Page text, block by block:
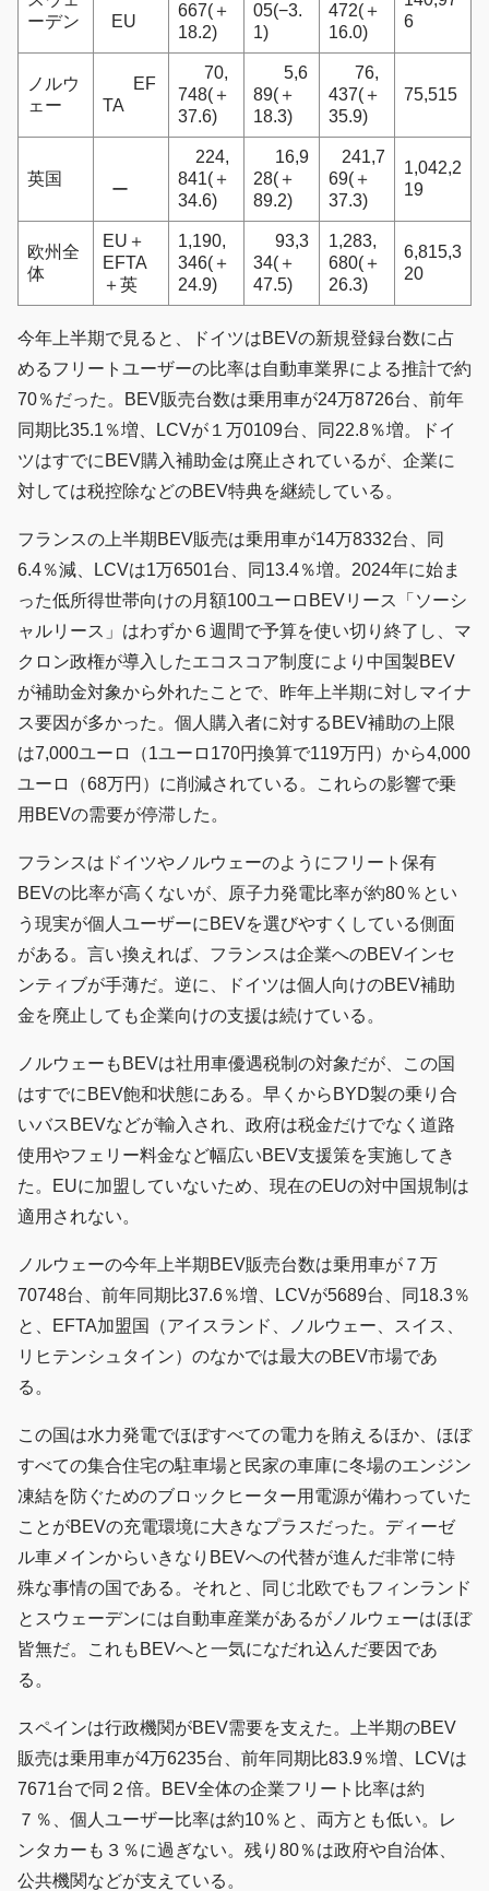
ーデン
EU
667(＋
18.2)
05(−3.
1)
472(＋
16.0)
6
ノルウ
ェー
EF
TA
70,
748(＋
37.6)
5,6
89(＋
18.3)
76,
437(＋
35.9)
75,515
英国
ー
224,
841(＋
34.6)
16,9
28(＋
89.2)
241,7
69(＋
37.3)
1,042,2
19
欧州全
体
EU＋
EFTA
＋英
1,190,
346(＋
24.9)
93,3
34(＋
47.5)
1,283,
680(＋
26.3)
6,815,3
20
今年上半期で見ると、ドイツはBEVの新規登録台数に占
めるフリートユーザーの比率は自動車業界による推計で約
70％だった。BEV販売台数は乗用車が24万8726台、前年
同期比35.1％増、LCVが１万0109台、同22.8％増。ドイ
ツはすでにBEV購入補助金は廃止されているが、企業に
対しては税控除などのBEV特典を継続している。
フランスの上半期BEV販売は乗用車が14万8332台、同
6.4％減、LCVは1万6501台、同13.4％増。2024年に始ま
った低所得世帯向けの月額100ユーロBEVリース「ソーシ
ャルリース」はわずか６週間で予算を使い切り終了し、マ
クロン政権が導入したエコスコア制度により中国製BEV
が補助金対象から外れたことで、昨年上半期に対しマイナ
ス要因が多かった。個人購入者に対するBEV補助の上限
は7,000ユーロ（1ユーロ170円換算で119万円）から4,000
ユーロ（68万円）に削減されている。これらの影響で乗
用BEVの需要が停滞した。
フランスはドイツやノルウェーのようにフリート保有
BEVの比率が高くないが、原子力発電比率が約80％とい
う現実が個人ユーザーにBEVを選びやすくしている側面
がある。言い換えれば、フランスは企業へのBEVインセ
ンティブが手薄だ。逆に、ドイツは個人向けのBEV補助
金を廃止しても企業向けの支援は続けている。
ノルウェーもBEVは社用車優遇税制の対象だが、この国
はすでにBEV飽和状態にある。早くからBYD製の乗り合
いバスBEVなどが輸入され、政府は税金だけでなく道路
使用やフェリー料金など幅広いBEV支援策を実施してき
た。EUに加盟していないため、現在のEUの対中国規制は
適用されない。
ノルウェーの今年上半期BEV販売台数は乗用車が７万
70748台、前年同期比37.6％増、LCVが5689台、同18.3％
と、EFTA加盟国（アイスランド、ノルウェー、スイス、
リヒテンシュタイン）のなかでは最大のBEV市場であ
る。
この国は水力発電でほぼすべての電力を賄えるほか、ほぼ
すべての集合住宅の駐車場と民家の車庫に冬場のエンジン
凍結を防ぐためのブロックヒーター用電源が備わっていた
ことがBEVの充電環境に大きなプラスだった。ディーゼ
ル車メインからいきなりBEVへの代替が進んだ非常に特
殊な事情の国である。それと、同じ北欧でもフィンランド
とスウェーデンには自動車産業があるがノルウェーはほぼ
皆無だ。これもBEVへと一気になだれ込んだ要因であ
る。
スペインは行政機関がBEV需要を支えた。上半期のBEV
販売は乗用車が4万6235台、前年同期比83.9％増、LCVは
7671台で同２倍。BEV全体の企業フリート比率は約
７％、個人ユーザー比率は約10％と、両方とも低い。レ
ンタカーも３％に過ぎない。残り80％は政府や自治体、
公共機関などが支えている。